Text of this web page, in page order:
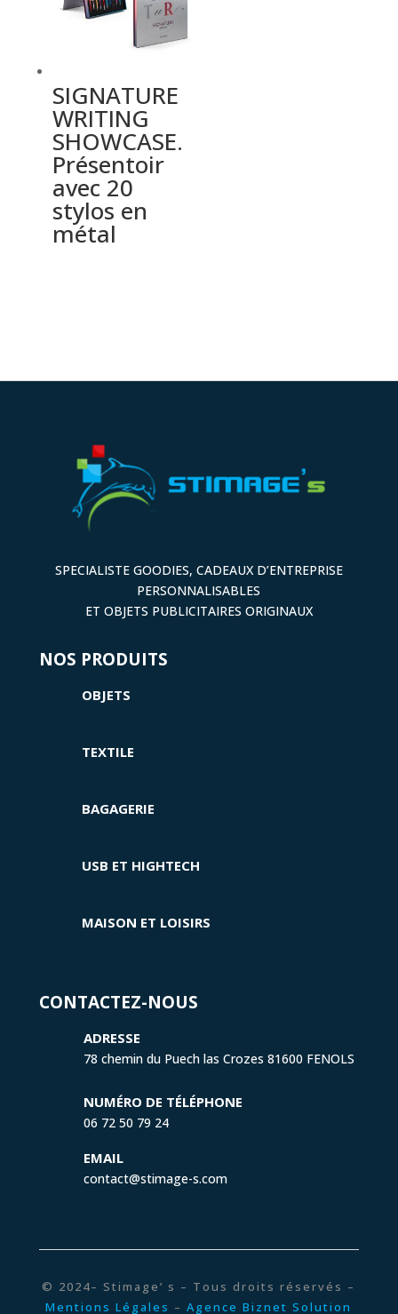
SIGNATURE
WRITING
SHOWCASE.
Présentoir
avec 20
stylos en
métal
SPECIALISTE GOODIES, CADEAUX D’ENTREPRISE
PERSONNALISABLES
ET OBJETS PUBLICITAIRES ORIGINAUX
NOS PRODUITS
OBJETS
TEXTILE
BAGAGERIE
USB ET HIGHTECH
MAISON ET LOISIRS
CONTACTEZ-NOUS
ADRESSE
78 chemin du Puech las Crozes 81600 FENOLS
NUMÉRO DE TÉLÉPHONE
06 72 50 79 24
EMAIL
contact@stimage-s.com
© 2024– Stimage’ s – Tous droits réservés –
Mentions Légales –Agence Biznet Solution